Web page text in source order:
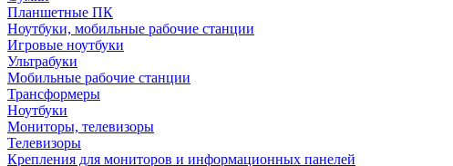
Планшетные ПК
Ноутбуки, мобильные рабочие станции
Игровые ноутбуки
Ультрабуки
Мобильные рабочие станции
Трансформеры
Ноутбуки
Мониторы, телевизоры
Телевизоры
Крепления для мониторов и информационных панелей